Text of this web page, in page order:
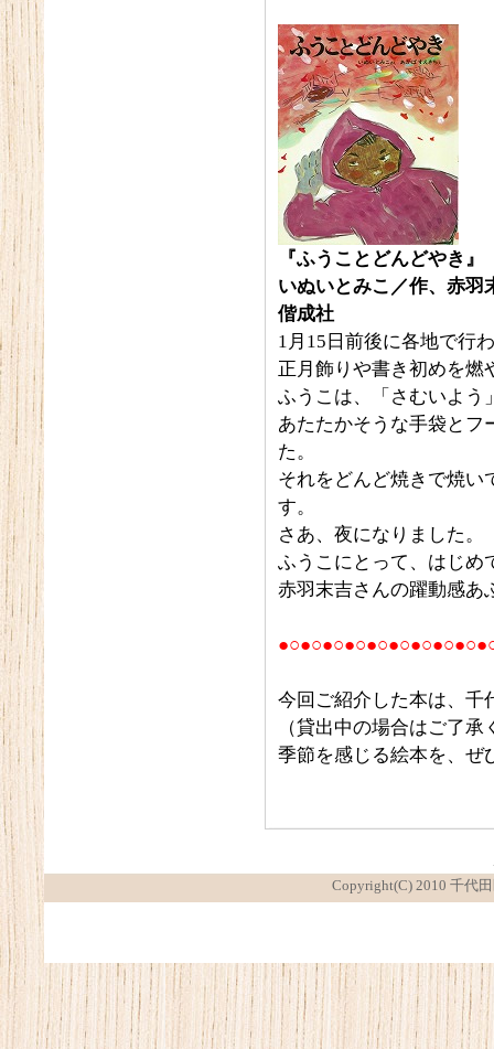
『ふうことどんどやき』
いぬいとみこ／作、赤羽
偕成社
1月15日前後に各地で行
正月飾りや書き初めを燃
ふうこは、「さむいよう
あたたかそうな手袋とフ
た。
それをどんど焼きで焼い
す。
さあ、夜になりました。
ふうこにとって、はじめ
赤羽末吉さんの躍動感あ
今回ご紹介した本は、千
（貸出中の場合はご了承
季節を感じる絵本を、ぜ
Copyright(C) 2010 千代